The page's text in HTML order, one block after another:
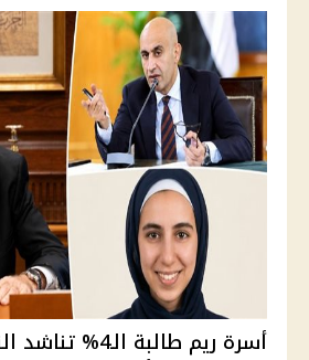
أسرة ريم طالبة